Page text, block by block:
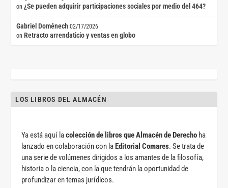
on¿Se pueden adquirir participaciones sociales por medio del 464?
Gabriel Doménech 02/17/2026
on Retracto arrendaticio y ventas en globo
LOS LIBROS DEL ALMACÉN
Ya está aquí lacolección de libros que Almacén de Derecho ha
lanzado en colaboración con laEditorial Comares. Se trata de
una serie de volúmenes dirigidos a los amantes de la filosofía,
historia o la ciencia, con la que tendrán la oportunidad de
profundizar en temas jurídicos.